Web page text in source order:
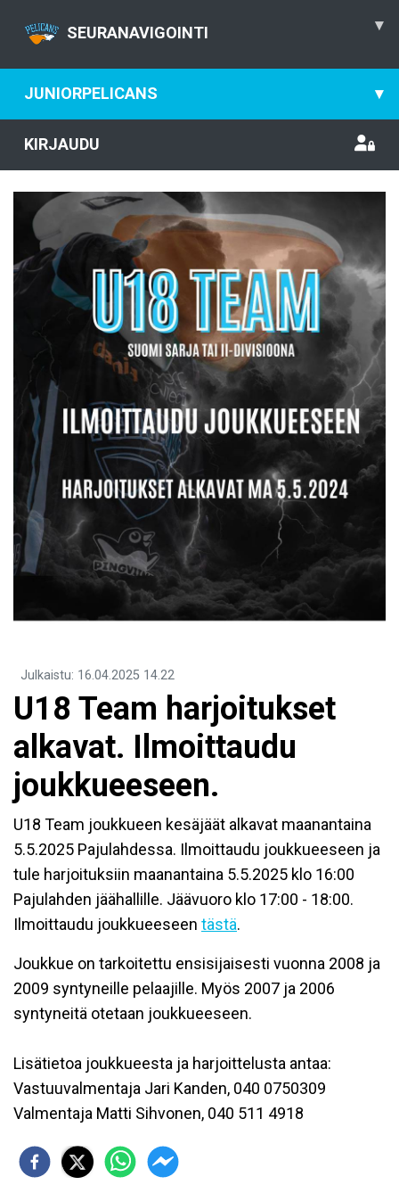
SEURANAVIGOINTI ▾
JUNIORPELICANS ▾
KIRJAUDU
Julkaistu: 16.04.2025 14.22
U18 Team harjoitukset
alkavat. Ilmoittaudu
joukkueeseen.
U18 Team joukkueen kesäjäät alkavat maanantaina
5.5.2025 Pajulahdessa. Ilmoittaudu joukkueeseen ja
tule harjoituksiin maanantaina 5.5.2025 klo 16:00
Pajulahden jäähallille. Jäävuoro klo 17:00 - 18:00.
Ilmoittaudu joukkueeseen tästä.
Joukkue on tarkoitettu ensisijaisesti vuonna 2008 ja
2009 syntyneille pelaajille. Myös 2007 ja 2006
syntyneitä otetaan joukkueeseen.
Lisätietoa joukkueesta ja harjoittelusta antaa:
Vastuuvalmentaja Jari Kanden, 040 0750309
Valmentaja Matti Sihvonen, 040 511 4918